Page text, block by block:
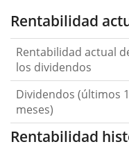
Rentabilidad
Rentabilidad actual
los dividendos
Dividendos (últimos
meses)
Rentabilidad